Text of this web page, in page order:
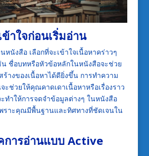
าใจก่อนเริ่มอ่าน
หนังสือ เลือกที่จะเข้าใจเนื้อหาคร่าวๆ
ชื่อบทหรือหัวข้อหลักในหนังสือจะช่วย
ร้างของเนื้อหาได้ดียิ่งขึ้น การทำความ
ะช่วยให้คุณคาดเดาเนื้อหาหรือเรื่องราว
ทำให้การจดจำข้อมูลต่างๆ ในหนังสือ
ราะคุณมีพื้นฐานและทิศทางที่ชัดเจนใน
การอ่านแบบ Active